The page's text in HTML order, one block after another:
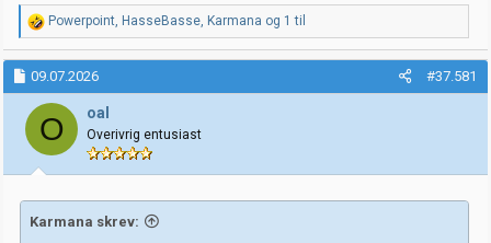
R
e
a
k
s
j
o
n
e
r
Powerpoint, HasseBasse, Karmana og 1 til
09.07.2026 #37.581
O oal
Overivrig entusiast
Karmana skrev: